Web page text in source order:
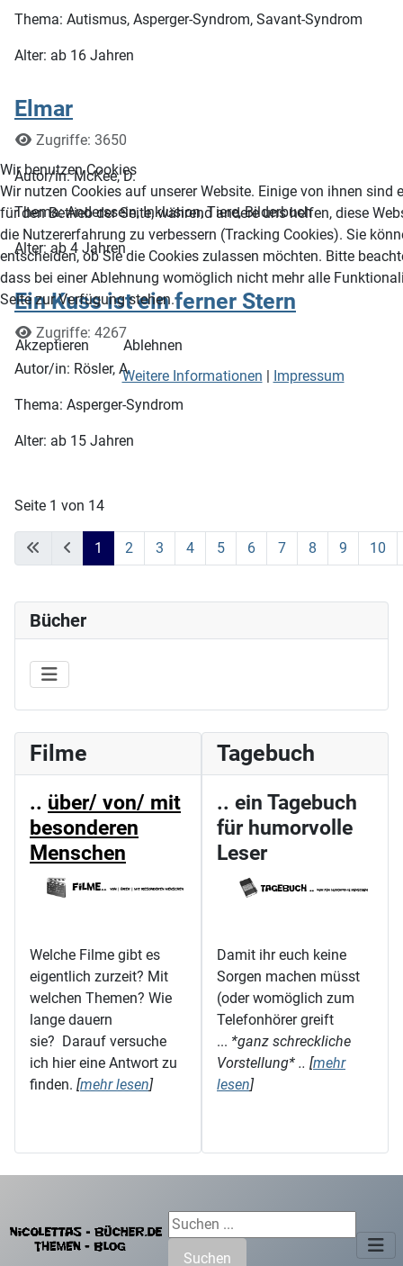
Thema: Autismus, Asperger-Syndrom, Savant-Syndrom
Alter: ab 16 Jahren
Elmar
DetailsZugriffe: 3650
Autor/in: McKee, D.
Thema: Anderssein, Inklusion, Tiere, Bilderbuch
Alter: ab 4 Jahren
Ein Kuss ist ein ferner Stern
DetailsZugriffe: 4267
Autor/in: Rösler, A.
Thema: Asperger-Syndrom
Alter: ab 15 Jahren
Seite 1 von 14
1 2 3 4 5 6 7 8 9 10
Bücher
Filme
.. über/ von/ mit
besonderen
Menschen
Welche Filme gibt es
eigentlich zurzeit? Mit
welchen Themen? Wie
lange dauern
sie? Darauf versuche
ich hier eine Antwort zu
finden. [mehr lesen]
Tagebuch
.. ein Tagebuch
für humorvolle
Leser
Damit ihr euch keine
Sorgen machen müsst
(oder womöglich zum
Telefonhörer greift
... *ganz schreckliche
Vorstellung* .. [mehr
lesen]
Suchen ...
Suchen
Wir benutzen Cookies
Wir nutzen Cookies auf unserer Website. Einige von ihnen sind
für den Betrieb der Seite, während andere uns helfen, diese
die Nutzererfahrung zu verbessern (Tracking Cookies). Sie
entscheiden, ob Sie die Cookies zulassen möchten. Bitte
dass bei einer Ablehnung womöglich nicht mehr alle
Seite zur Verfügung stehen.
Akzeptieren
Ablehnen
Weitere Informationen | Impressum